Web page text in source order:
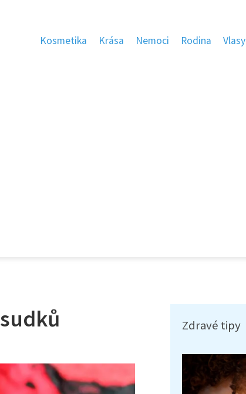
Kosmetika Krása Nemoci Rodina Vlasy
Zdravé tipy